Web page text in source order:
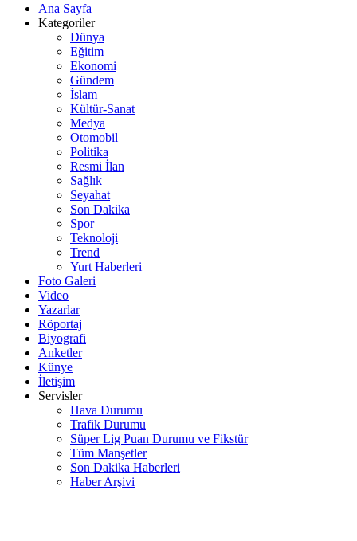
Ana Sayfa
Kategoriler
Dünya
Eğitim
Ekonomi
Gündem
İslam
Kültür-Sanat
Medya
Otomobil
Politika
Resmi İlan
Sağlık
Seyahat
Son Dakika
Spor
Teknoloji
Trend
Yurt Haberleri
Foto Galeri
Video
Yazarlar
Röportaj
Biyografi
Anketler
Künye
İletişim
Servisler
Hava Durumu
Trafik Durumu
Süper Lig Puan Durumu ve Fikstür
Tüm Manşetler
Son Dakika Haberleri
Haber Arşivi